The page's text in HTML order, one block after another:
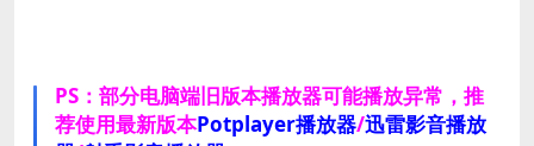
PS：部分电脑端旧版本播放器可能播放异常，推
荐使用最新版本Potplayer播放器/迅雷影音播放